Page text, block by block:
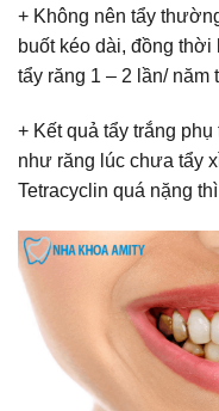
+ Không nên tẩy
buốt kéo dài, đồng thời
tẩy răng 1 – 2 lần/ năm
+ Kết quả tẩy trắng
như răng lúc chưa tẩy
Tetracyclin quá nặng